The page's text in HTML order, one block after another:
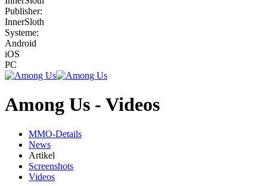
Publisher:
InnerSloth
Systeme:
Android
iOS
PC
Among Us - Videos
MMO-Details
News
Artikel
Screenshots
Videos